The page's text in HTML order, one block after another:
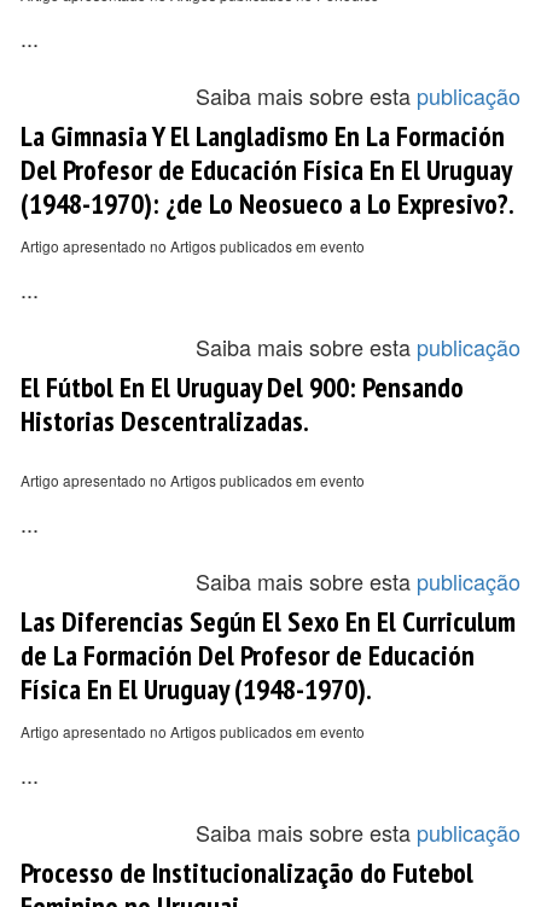
...
Saiba mais sobre esta publicação
La Gimnasia Y El Langladismo En La Formación
Del Profesor de Educación Física En El Uruguay
(1948-1970): ¿de Lo Neosueco a Lo Expresivo?.
Artigo apresentado no Artigos publicados em evento
...
Saiba mais sobre esta publicação
El Fútbol En El Uruguay Del 900: Pensando
Historias Descentralizadas.
Artigo apresentado no Artigos publicados em evento
...
Saiba mais sobre esta publicação
Las Diferencias Según El Sexo En El Curriculum
de La Formación Del Profesor de Educación
Física En El Uruguay (1948-1970).
Artigo apresentado no Artigos publicados em evento
...
Saiba mais sobre esta publicação
Processo de Institucionalização do Futebol